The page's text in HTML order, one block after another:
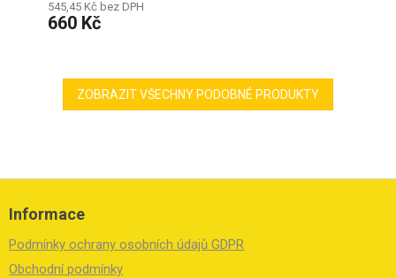
545,45 Kč bez DPH
660 Kč
ZOBRAZIT VŠECHNY PODOBNÉ PRODUKTY
Z
Informace
Podmínky ochrany osobních údajů GDPR
Obchodní podmínky